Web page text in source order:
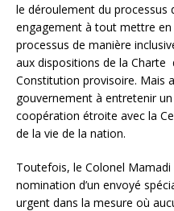
le déroulement du
engagement à tout mettre
processus de manière
aux dispositions de la Charte
Constitution provisoire. Mais
gouvernement à entretenir
coopération étroite avec la
de la vie de la nation.
Toutefois, le Colonel
nomination d’un envoyé
urgent dans la mesure où